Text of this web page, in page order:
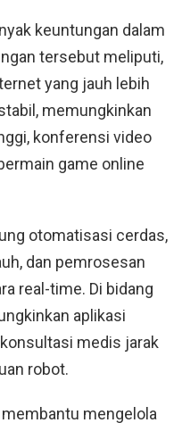
keuntungan dalam
tersebut meliputi,
yang jauh lebih
memungkinkan
konferensi video
game online
otomatisasi cerdas,
dan pemrosesan
real-time. Di bidang
aplikasi
medis jarak
robot.
mengelola